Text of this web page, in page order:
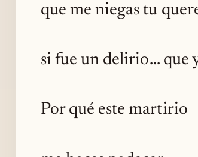
que me niegas tu
si fue un delirio... que
Por qué este martirio